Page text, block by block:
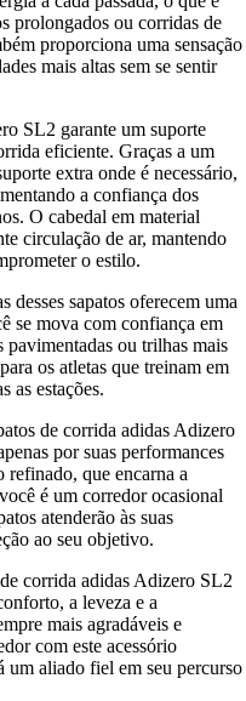
prolongados ou corridas de
proporciona uma sensação
mais altas sem se sentir
SL2 garante um suporte
eficiente. Graças a um
extra onde é necessário,
a confiança dos
O cabedal em material
circulação de ar, mantendo
o estilo.
desses sapatos oferecem uma
se mova com confiança em
pavimentadas ou trilhas mais
os atletas que treinam em
as estações.
de corrida adidas Adizero
por suas performances
refinado, que encarna a
é um corredor ocasional
atenderão às suas
ao seu objetivo.
corrida adidas Adizero SL2
a leveza e a
mais agradáveis e
com este acessório
um aliado fiel em seu percurso